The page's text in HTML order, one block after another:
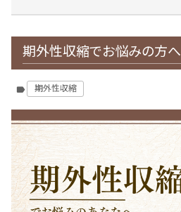
期外性収縮でお悩みの方へ
label 期外性収縮